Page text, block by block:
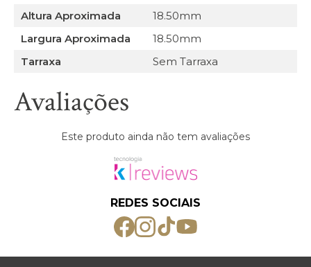
Altura Aproximada
18.50mm
Largura Aproximada
18.50mm
Tarraxa
Sem Tarraxa
Avaliações
Este produto ainda não tem avaliações
REDES SOCIAIS